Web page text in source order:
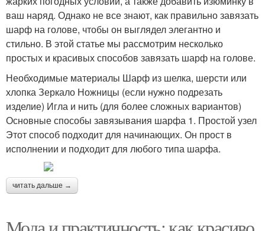
ваш наряд. Однако не все знают, как правильно завязать
шарф на голове, чтобы он выглядел элегантно и
стильно. В этой статье мы рассмотрим несколько
простых и красивых способов завязать шарф на голове.
Необходимые материалы Шарф из шелка, шерсти или
хлопка Зеркало Ножницы (если нужно подрезать
изделие) Игла и нить (для более сложных вариантов)
Основные способы завязывания шарфа 1. Простой узел
Этот способ подходит для начинающих. Он прост в
исполнении и подходит для любого типа шарфа.
читать дальше →